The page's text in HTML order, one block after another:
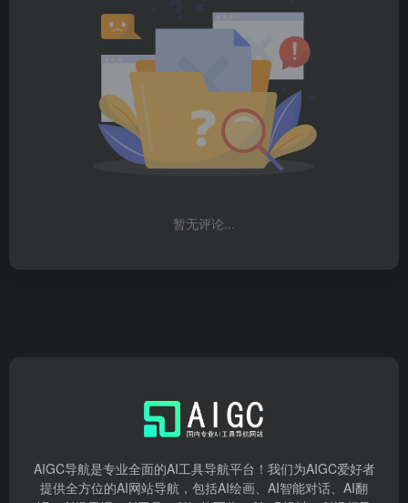
暂无评论...
AIGC导航是专业全面的AI工具导航平台！我们为AIGC爱好者
提供全方位的AI网站导航，包括AI绘画、AI智能对话、AI翻